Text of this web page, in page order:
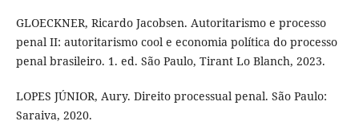
GLOECKNER, Ricardo Jacobsen. Autoritarismo e processo
penal II: autoritarismo cool e economia política do processo
penal brasileiro. 1. ed. São Paulo, Tirant Lo Blanch, 2023.
LOPES JÚNIOR, Aury. Direito processual penal. São Paulo:
Saraiva, 2020.